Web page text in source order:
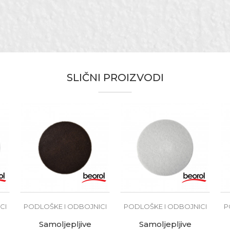
SLIČNI PROIZVODI
PODLOŠKE I ODBOJNICI
Samoljepljive
PODLOŠKE I ODBOJNICI
Samoljepljive